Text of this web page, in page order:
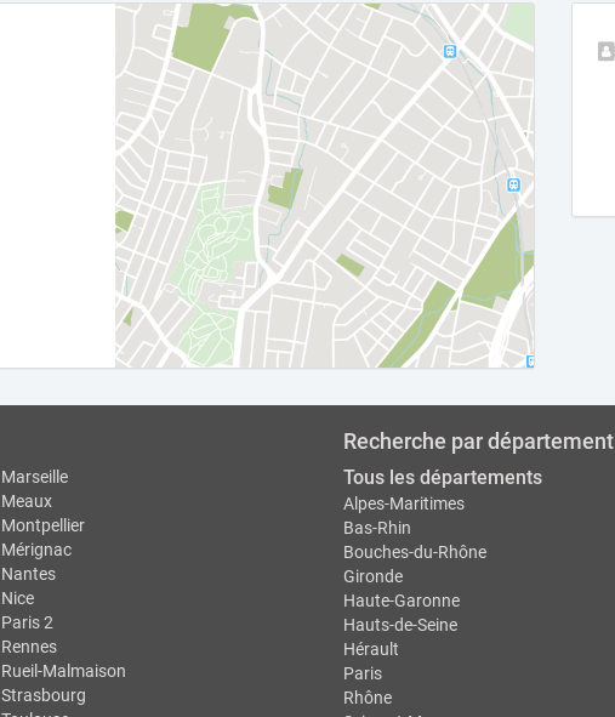
Marseille
Meaux
Montpellier
Mérignac
Nantes
Nice
Paris 2
Rennes
Rueil-Malmaison
Strasbourg
Recherche par département
Tous les départements
Alpes-Maritimes
Bas-Rhin
Bouches-du-Rhône
Gironde
Haute-Garonne
Hauts-de-Seine
Hérault
Paris
Rhône